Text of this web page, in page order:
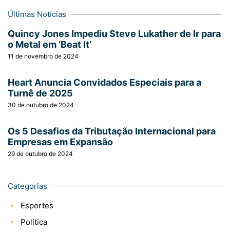
Últimas Notícias
Quincy Jones Impediu Steve Lukather de Ir para
o Metal em ‘Beat It’
11 de novembro de 2024
Heart Anuncia Convidados Especiais para a
Turnê de 2025
30 de outubro de 2024
Os 5 Desafios da Tributação Internacional para
Empresas em Expansão
29 de outubro de 2024
Categorias
Esportes
Política